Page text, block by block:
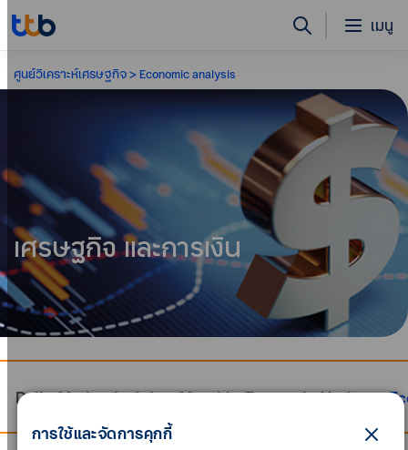
เมนู
ศูนย์วิเคราะห์เศรษฐกิจ Economic analysis
เศรษฐกิจ และการเงิน
Daily Market Insight Monthly Economic Update
การใช้และจัดการคุกกี้